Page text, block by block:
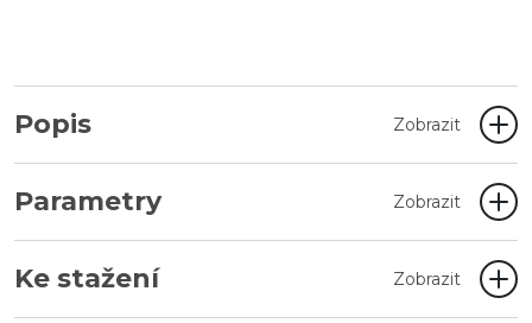
Popis Zobrazit
Parametry Zobrazit
Ke stažení Zobrazit